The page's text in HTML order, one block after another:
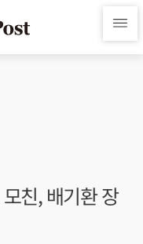
친, 배기환 장